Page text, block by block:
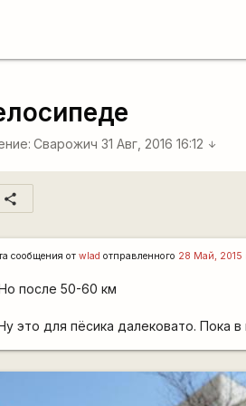
Сварожич 31 Авг, 2016 16:12 arrow_downward
share
сообщения отwlad отправленного 28 Май, 2015
после 50-60 км
это для пёсика далековато. Пока